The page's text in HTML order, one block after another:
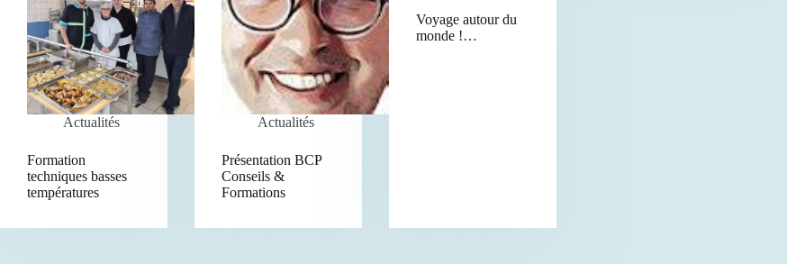
Actualités
Formation
techniques basses
températures
Actualités
Présentation BCP
Conseils &
Formations
Voyage autour du
monde !…